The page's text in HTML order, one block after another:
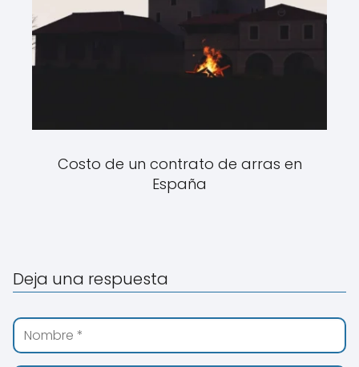
Costo de un contrato de arras en
España
Deja una respuesta